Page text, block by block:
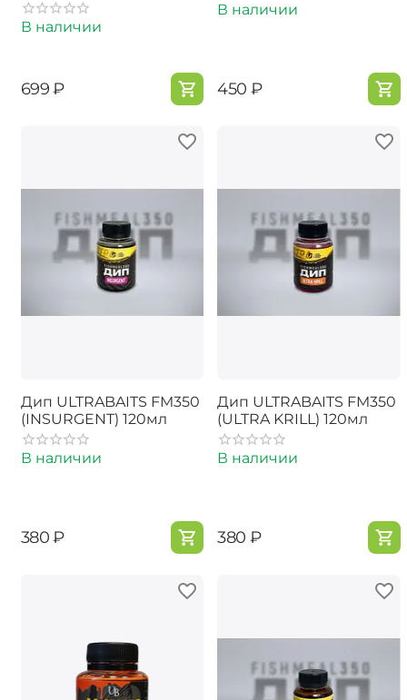
В наличии
‍699‍ ₽
В наличии
‍450‍ ₽
Дип ULTRABAITS FM350
(INSURGENT) 120мл
В наличии
‍380‍ ₽
Дип ULTRABAITS FM350
(ULTRA KRILL) 120мл
В наличии
‍380‍ ₽